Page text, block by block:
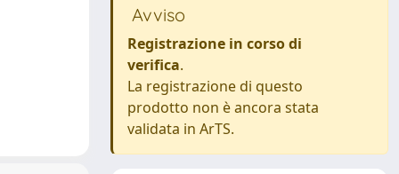
Avviso
Registrazione in corso di
verifica.
La registrazione di questo
prodotto non è ancora stata
validata in ArTS.